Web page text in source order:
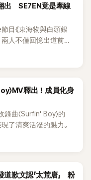
出 SE7EN竟是牽線
目《東海物與白頭銀
人不僅回憶出道前的
的緋聞，讓東海忍不
〉MV釋出！成員化身
曲〈Surfin' Boy〉的
了清爽活潑的魅力。
歉文認「太荒唐」 粉